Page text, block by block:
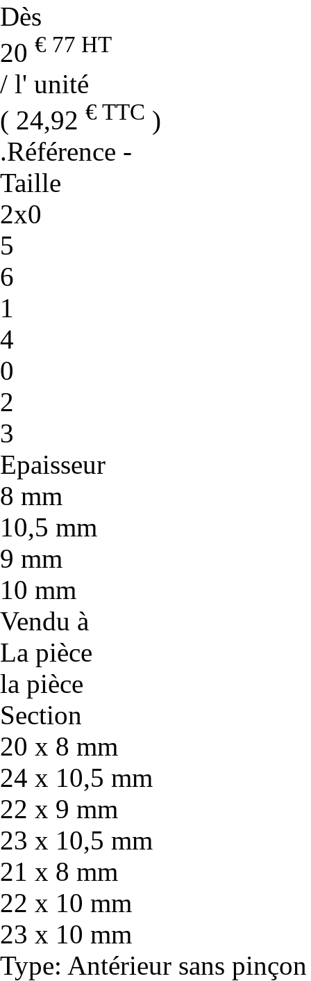
Dès
20 € 77 HT
/ l' unité
( 24,92 € TTC )
.Référence -
Taille
2x0
5
6
1
4
0
2
3
Epaisseur
8 mm
10,5 mm
9 mm
10 mm
Vendu à
La pièce
la pièce
Section
20 x 8 mm
24 x 10,5 mm
22 x 9 mm
23 x 10,5 mm
21 x 8 mm
22 x 10 mm
23 x 10 mm
Type: Antérieur sans pinçon